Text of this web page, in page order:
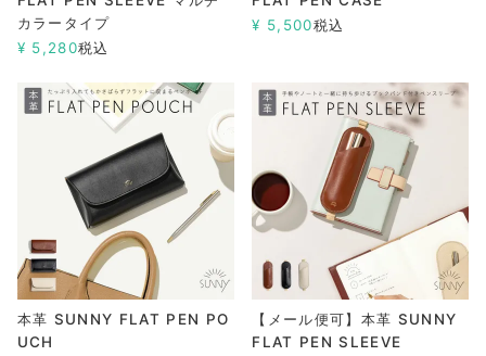
カラータイプ
¥ 5,280税込
¥ 5,500税込
本革 SUNNY FLAT PEN PO
UCH
【メール便可】本革 SUNNY
FLAT PEN SLEEVE